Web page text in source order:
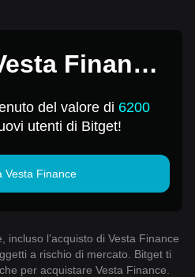
Finance
del valore di 6200
utenti di Bitget!
Vesta Finance
incluso l’acquisto di Vesta Finance
a rischio di mercato. Bitget ti
per acquistare Vesta Finance.